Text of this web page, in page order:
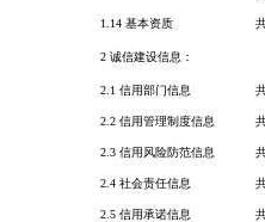
1.14 基本资质
2 诚信建设信息：
2.1 信用部门信息
2.2 信用管理制度信息
2.3 信用风险防范信息
2.4 社会责任信息
2.5 信用承诺信息